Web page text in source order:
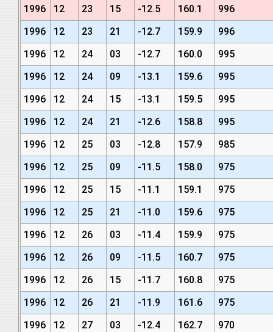
1996 12 23 15 -12.5 160.1
996
1996
12 23 21 -12.7 159.9
996
1996
12 24 03 -12.7 160.0
995
1996
12 24 09 -13.1 159.6
995
1996
12 24 15 -13.1 159.5
995
1996
12 24 21 -12.6 158.8
995
1996
12 25 03 -12.8 157.9
985
1996
12 25 09 -11.5 158.0
975
1996
12 25 15 -11.1 159.1
975
1996
12 25 21 -11.0 159.6
975
1996
12 26 03 -11.4 159.9
975
1996
12 26 09 -11.5 160.7
975
1996
12 26 15 -11.7 160.8
975
1996
12 26 21 -11.9 161.6
975
1996
12 27 03 -12.4 162.7
970